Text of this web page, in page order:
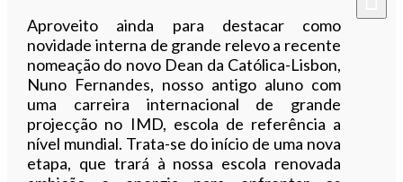
Aproveito ainda para destacar como
novidade interna de grande relevo a recente
nomeação do novo Dean da Católica-Lisbon,
Nuno Fernandes, nosso antigo aluno com
uma carreira internacional de grande
projecção no IMD, escola de referência a
nível mundial. Trata-se do início de uma nova
etapa, que trará à nossa escola renovada